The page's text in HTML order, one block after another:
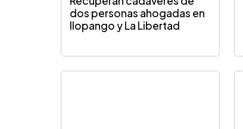
dos personas ahogadas en
Ilopango y La Libertad